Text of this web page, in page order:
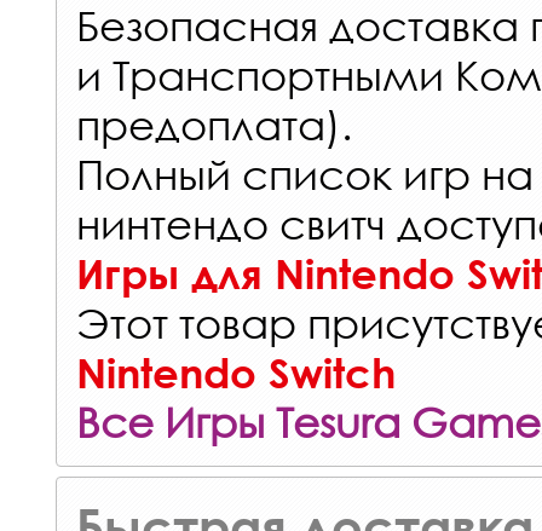
Безопасная
и Транспортными
предоплата).
Полный список игр
нинтендо свитч
Игры для Nintendo
Этот товар
Nintendo Switch
Все Игры Tesura